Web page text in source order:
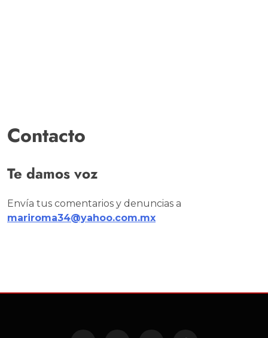
Contacto
Te damos voz
Envía tus comentarios y denuncias a
mariroma34@yahoo.com.mx